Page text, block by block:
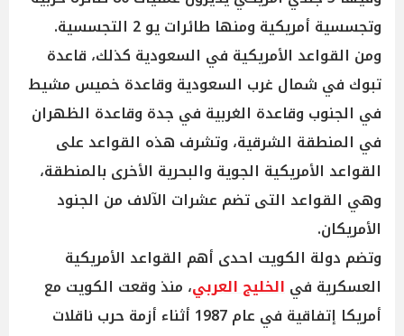
وتجسسية أمريكية ومنها طائرات يو 2 التجسسية.
ومن القواعد الأمريكية في السعودية كذلك، قاعدة
تبوك في شمال غرب السعودية وقاعدة خميس مشيط
في الجنوب وقاعدة الغربية في جدة وقاعدة الظهران
في المنطقة الشرقية، وتشرف هذه القواعد على
القواعد الأمريكية الجوية والبحرية الأخرى بالمنطقة،
وهي القواعد التى تضم عشرات الآلاف من الجنود
الأمريكان.
وتضم دولة الكويت احدى أهم القواعد الأمريكية
العسكرية في الخليج العربي، منذ وقعت الكويت مع
أمريكا إتفاقية في عام 1987 أثناء أزمة حرب ناقلات